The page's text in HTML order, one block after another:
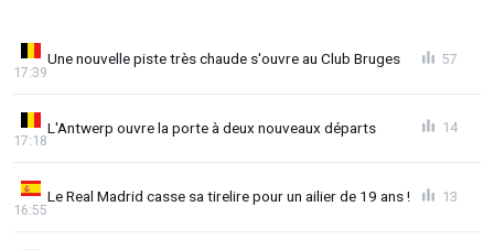
Une nouvelle piste très chaude s'ouvre au Club Bruges
17:39
57
L'Antwerp ouvre la porte à deux nouveaux départs
17:18
14
Le Real Madrid casse sa tirelire pour un ailier de 19 ans !
16:55
13